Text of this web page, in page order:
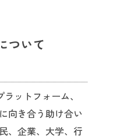
ついて
ットフォーム、
向き合う助け合い
、企業、大学、行